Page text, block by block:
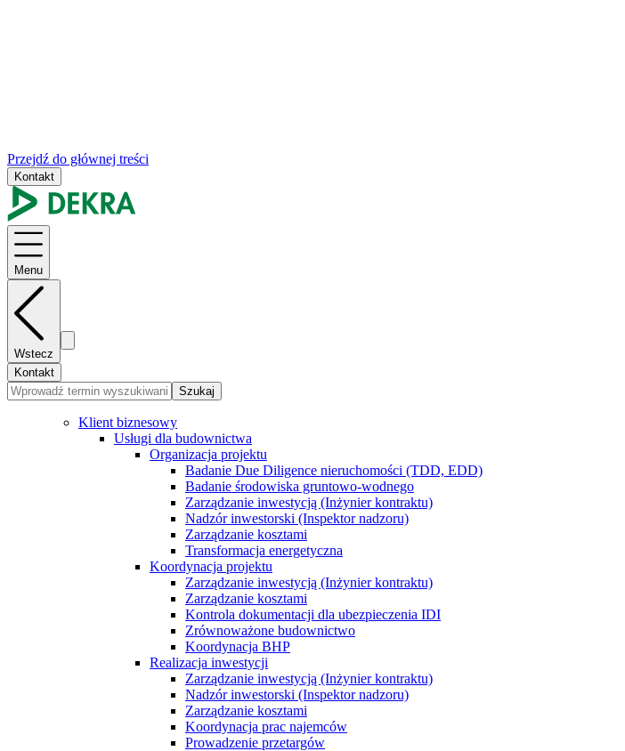
Przejdź do głównej treści
Kontakt
Menu
Wstecz
Kontakt
Szukaj
Klient biznesowy
Usługi dla budownictwa
Organizacja projektu
Badanie Due Diligence nieruchomości (TDD, EDD)
Badanie środowiska gruntowo-wodnego
Zarządzanie inwestycją (Inżynier kontraktu)
Nadzór inwestorski (Inspektor nadzoru)
Zarządzanie kosztami
Transformacja energetyczna
Koordynacja projektu
Zarządzanie inwestycją (Inżynier kontraktu)
Zarządzanie kosztami
Kontrola dokumentacji dla ubezpieczenia IDI
Zrównoważone budownictwo
Koordynacja BHP
Realizacja inwestycji
Zarządzanie inwestycją (Inżynier kontraktu)
Nadzór inwestorski (Inspektor nadzoru)
Zarządzanie kosztami
Koordynacja prac najemców
Prowadzenie przetargów